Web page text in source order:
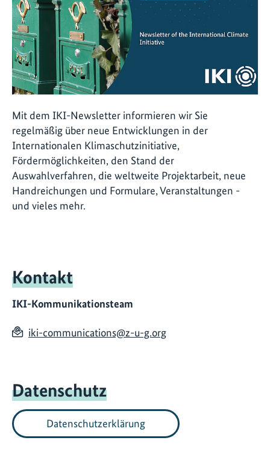
Mit dem IKI-Newsletter informieren wir Sie
regelmäßig über neue Entwicklungen in der
Internationalen Klimaschutzinitiative,
Fördermöglichkeiten, den Stand der
Auswahlverfahren, die weltweite Projektarbeit, neue
Handreichungen und Formulare, Veranstaltungen -
und vieles mehr.
Kontakt
IKI-Kommunikationsteam
iki-communications@z-u-g.org
Datenschutz
Datenschutzerklärung